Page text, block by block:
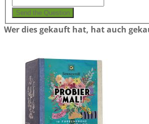
Send the Question
Wer dies gekauft hat, hat auch